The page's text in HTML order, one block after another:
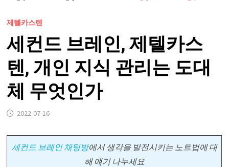
제텔카스텐
세컨드 브레인, 제텔카스
텐, 개인 지식 관리는 도대
체 무엇인가
2022-07-16
세컨드 브레인 채팅방에서생각을 발전시키는 노트법에 대
해 얘기 나누세요